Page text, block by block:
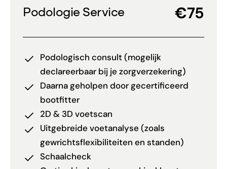
Podologie Service €75
Podologisch consult (mogelijk
declareerbaar bij je zorgverzekering)
Daarna geholpen door gecertificeerd
bootfitter
2D & 3D voetscan
Uitgebreide voetanalyse (zoals
gewrichtsflexibiliteiten en standen)
Schaalcheck